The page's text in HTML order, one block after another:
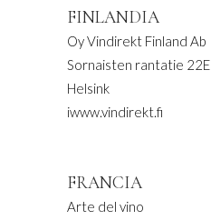
FINLANDIA
Oy Vindirekt Finland Ab
Sornaisten rantatie 22E
Helsink
iwww.vindirekt.fi
FRANCIA
Arte del vino